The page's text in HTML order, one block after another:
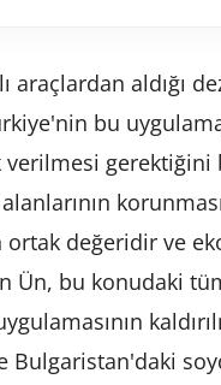
araçlardan aldığı
bu
verilmesi gerektiğini
ortak değeridir ve
Ün, bu konudaki